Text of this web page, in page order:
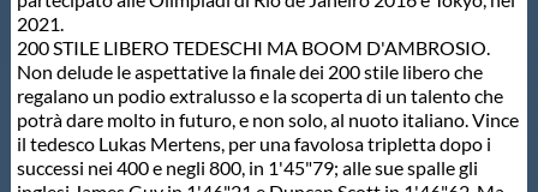
2021.
200 STILE LIBERO TEDESCHI MA BOOM D'AMBROSIO.
Non delude le aspettative la finale dei 200 stile libero che
regalano un podio extralusso e la scoperta di un talento che
potrà dare molto in futuro, e non solo, al nuoto italiano. Vince
il tedesco Lukas Mertens, per una favolosa tripletta dopo i
successi nei 400 e negli 800, in 1'45"79; alle sue spalle gli